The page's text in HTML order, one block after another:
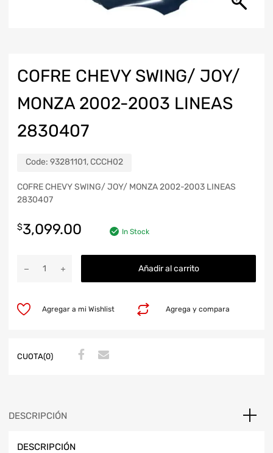
COFRE CHEVY SWING/ JOY/
MONZA 2002-2003 LINEAS
2830407
Code: 93281101, CCCH02
COFRE CHEVY SWING/ JOY/ MONZA 2002-2003 LINEAS
2830407
$3,099.00 In Stock
Añadir al carrito
Agrega y compara
Agregar a mi Wishlist
CUOTA(0)
DESCRIPCIÓN
DESCRIPCIÓN